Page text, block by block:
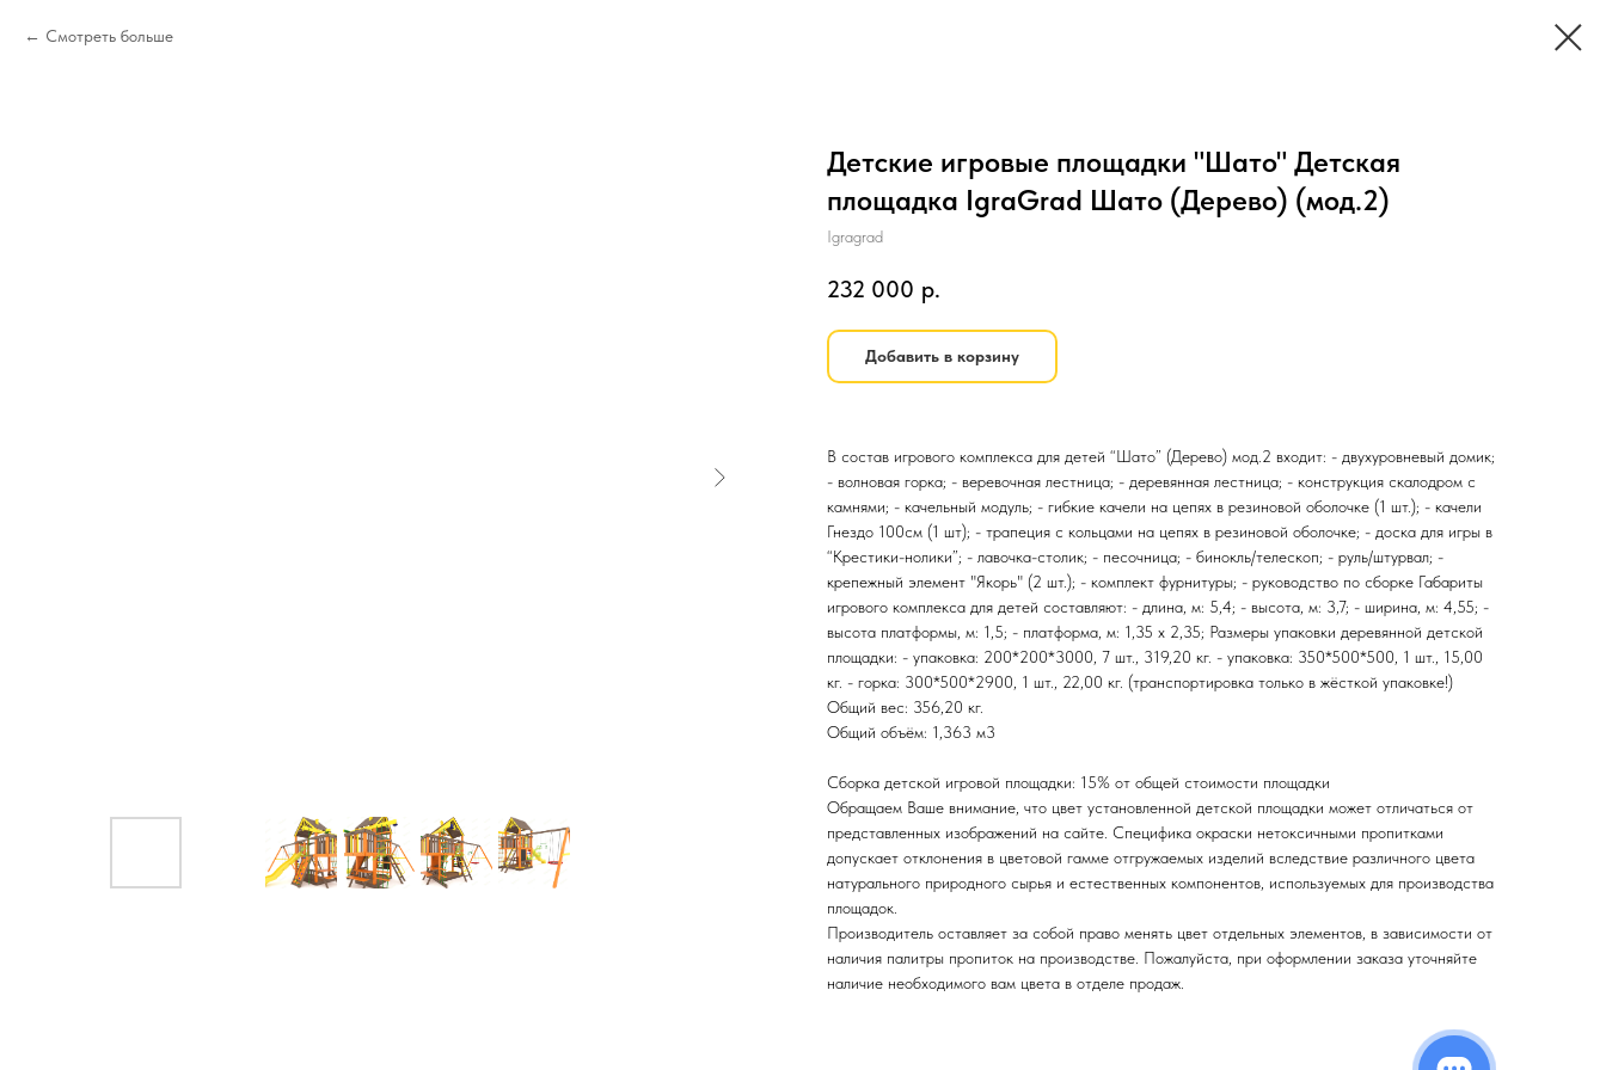
Смотреть больше
Детские игровые площадки "Шато" Детская
площадка IgraGrad Шато (Дерево) (мод.2)
Igragrad
232 000 р.
Добавить в корзину
В состав игрового комплекса для детей “Шато” (Дерево) мод.2 входит: - двухуровневый домик;
- волновая горка; - веревочная лестница; - деревянная лестница; - конструкция скалодром с
камнями; - качельный модуль; - гибкие качели на цепях в резиновой оболочке (1 шт.); - качели
Гнездо 100см (1 шт); - трапеция с кольцами на цепях в резиновой оболочке; - доска для игры в
“Крестики-нолики”; - лавочка-столик; - песочница; - бинокль/телескоп; - руль/штурвал; -
крепежный элемент "Якорь" (2 шт.); - комплект фурнитуры; - руководство по сборке Габариты
игрового комплекса для детей составляют: - длина, м: 5,4; - высота, м: 3,7; - ширина, м: 4,55; -
высота платформы, м: 1,5; - платформа, м: 1,35 х 2,35; Размеры упаковки деревянной детской
площадки: - упаковка: 200*200*3000, 7 шт., 319,20 кг. - упаковка: 350*500*500, 1 шт., 15,00
кг. - горка: 300*500*2900, 1 шт., 22,00 кг. (транспортировка только в жёсткой упаковке!)
Общий вес: 356,20 кг.
Общий объём: 1,363 м3
Сборка детской игровой площадки: 15% от общей стоимости площадки
Обращаем Ваше внимание, что цвет установленной детской площадки может отличаться от
представленных изображений на сайте. Специфика окраски нетоксичными пропитками
допускает отклонения в цветовой гамме отгружаемых изделий вследствие различного цвета
натурального природного сырья и естественных компонентов, используемых для производства
площадок.
Производитель оставляет за собой право менять цвет отдельных элементов, в зависимости от
наличия палитры пропиток на производстве. Пожалуйста, при оформлении заказа уточняйте
наличие необходимого вам цвета в отделе продаж.